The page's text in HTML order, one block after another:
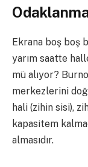
Ekrana boş boş
yarım saatte
mü alıyor?
merkezlerini
hali (zihin sisi),
kapasitem
almasıdır.